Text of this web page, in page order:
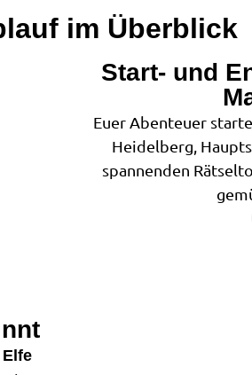
im Überblick
Start- und
Euer Abenteuer
Heidelberg,
spannenden
Elfe